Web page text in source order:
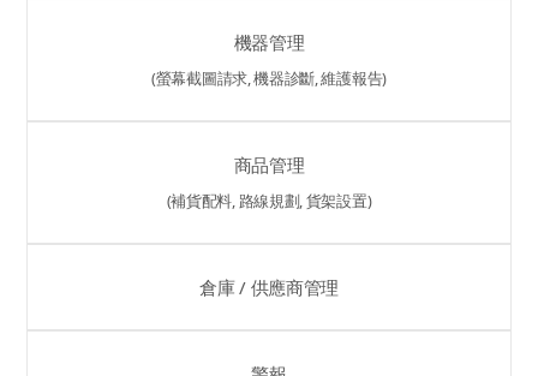
機器管理
(螢幕截圖請求, 機器診斷, 維護報告)
商品管理
(補貨配料, 路線規劃, 貨架設置)
倉庫 / 供應商管理